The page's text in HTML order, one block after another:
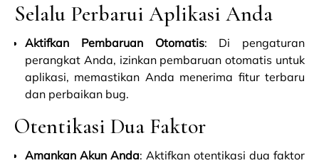
Selalu Perbarui Aplikasi Anda
Aktifkan Pembaruan Otomatis: Di pengaturan
perangkat Anda, izinkan pembaruan otomatis untuk
aplikasi, memastikan Anda menerima fitur terbaru
dan perbaikan bug.
Otentikasi Dua Faktor
Amankan Akun Anda: Aktifkan otentikasi dua faktor